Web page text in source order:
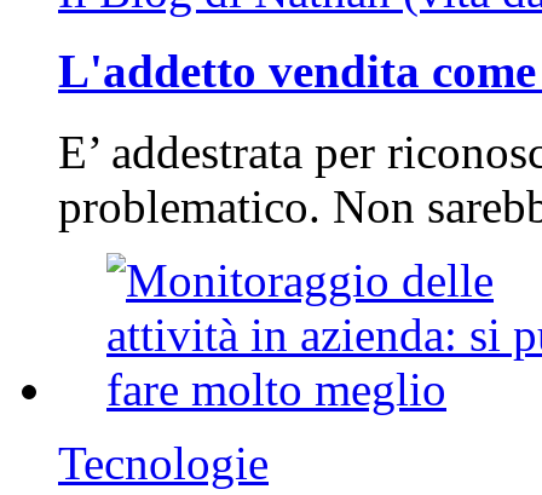
L'addetto vendita
E’ addestrata per
problematico. Non
Tecnologie